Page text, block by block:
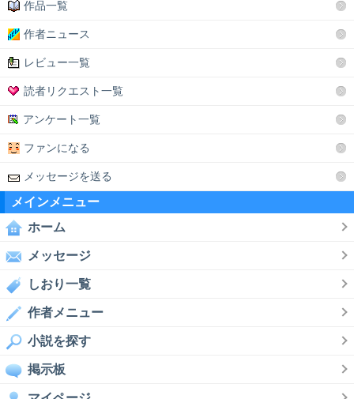
作品一覧
作者ニュース
レビュー一覧
読者リクエスト一覧
アンケート一覧
ファンになる
メッセージを送る
メインメニュー
ホーム
メッセージ
しおり一覧
作者メニュー
小説を探す
掲示板